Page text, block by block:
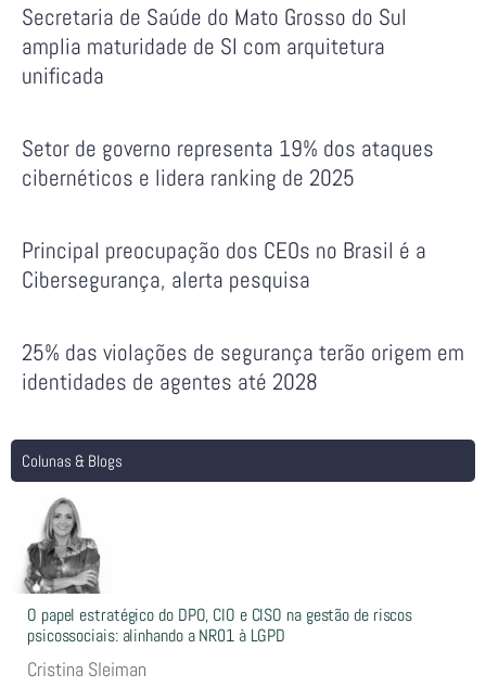
Secretaria de Saúde do Mato Grosso do Sul
amplia maturidade de SI com arquitetura
unificada
Setor de governo representa 19% dos ataques
cibernéticos e lidera ranking de 2025
Principal preocupação dos CEOs no Brasil é a
Cibersegurança, alerta pesquisa
25% das violações de segurança terão origem em
identidades de agentes até 2028
Colunas & Blogs
O papel estratégico do DPO, CIO e CISO na gestão de riscos
psicossociais: alinhando a NR01 à LGPD
Cristina Sleiman